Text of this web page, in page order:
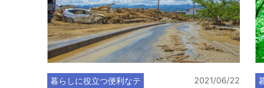
暮らしに役立つ便利なテ
2021/06/22